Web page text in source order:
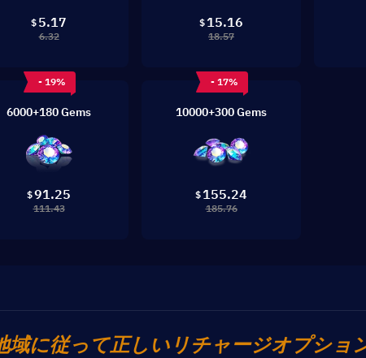
$ 5.17
6.32
$ 15.16
18.57
- 19%
6000+180 Gems
$91.25
111.43
- 17%
10000+300 Gems
$ 155.24
185.76
域に従って正しいリチャージオプショ